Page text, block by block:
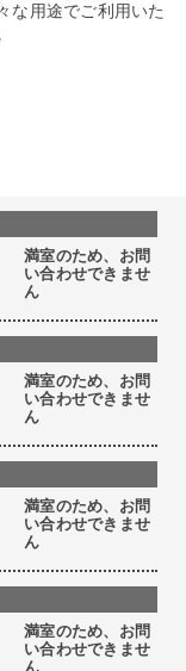
な用途でご利用いた
満室のため、お問
い合わせできませ
ん
満室のため、お問
い合わせできませ
ん
満室のため、お問
い合わせできませ
ん
満室のため、お問
い合わせできませ
ん